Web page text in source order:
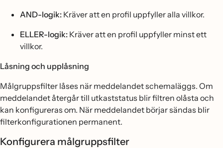
AND-logik: Kräver att en profil uppfyller alla villkor.
ELLER-logik: Kräver att en profil uppfyller minst ett
villkor.
Låsning och upplåsning
Målgruppsfilter låses när meddelandet schemaläggs. Om
meddelandet återgår till utkaststatus blir filtren olåsta och
kan konfigureras om. När meddelandet börjar sändas blir
filterkonfigurationen permanent.
Konfigurera målgruppsfilter